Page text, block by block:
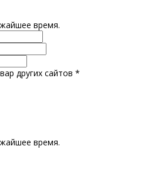
время.
других сайтов *
время.